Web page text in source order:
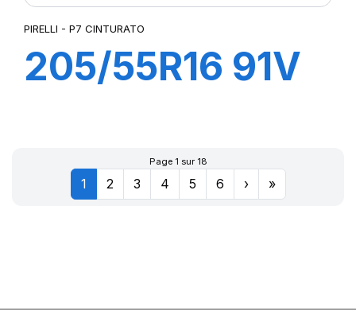
PIRELLI - P7 CINTURATO
205/55R16 91V
(*)
Page 1 sur 18
1 2 3 4 5 6 › »